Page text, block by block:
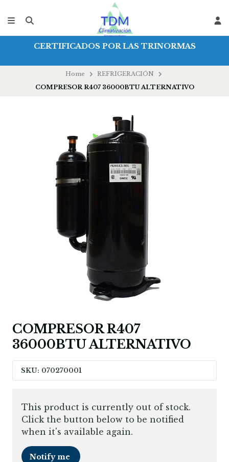
CERTIFICADOS POR LAS TRINORMAS
Home
REFRIGERACIÓN
COMPRESOR R407 36000BTU ALTERNATIVO
COMPRESOR R407
36000BTU ALTERNATIVO
SKU: 070270001
This product is currently out of stock.
Click the button below to be notified
when it's available again.
Notify me